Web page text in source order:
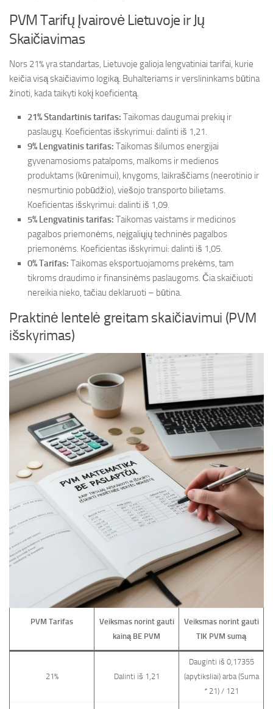
PVM Tarifų Įvairovė Lietuvoje ir Jų
Skaičiavimas
Nors 21% yra standartas, Lietuvoje galioja lengvatiniai tarifai, kurie
keičia visą skaičiavimo logiką. Buhalteriams ir verslininkams būtina
žinoti, kada taikyti kokį koeficientą.
21% Standartinis tarifas: Taikomas daugumai prekių ir
paslaugų. Koeficientas išskyrimui: dalinti iš 1,21.
9% Lengvatinis tarifas: Taikomas šilumos energijai
gyvenamosioms patalpoms, malkoms ir medienos
produktams (kūrenimui), knygoms, laikraščiams (neerotinio ir
nesmurtinio pobūdžio), viešojo transporto bilietams.
Koeficientas išskyrimui: dalinti iš 1,09.
5% Lengvatinis tarifas: Taikomas vaistams ir medicinos
pagalbos priemonėms, neįgaliųjų techninės pagalbos
priemonėms. Koeficientas išskyrimui: dalinti iš 1,05.
0% Tarifas: Taikomas eksportuojamoms prekėms, tam
tikroms draudimo ir finansinėms paslaugoms. Čia skaičiuoti
nereikia nieko, tačiau deklaruoti – būtina.
Praktinė lentelė greitam skaičiavimui (PVM
išskyrimas)
PVM Tarifas
Veiksmas norint gauti
kainą BE PVM
Veiksmas norint gauti
TIK PVM sumą
21% Dalinti iš 1,21
Dauginti iš 0,17355
(apytiksliai) arba (Suma
* 21) / 121